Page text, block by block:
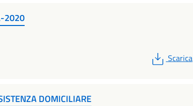
2020
PDF
Scarica
DOMICILIARE